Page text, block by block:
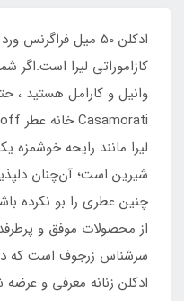
ادکلن 50 میل
کازاموراتی لیرا است.اگر
لیرا مانند رايحه خوشمزه
شیرین است؛ آن‌چنان
چنين عطری را بو نكرده
از محصولات موفق و
ادکلن زنانه معرفی و